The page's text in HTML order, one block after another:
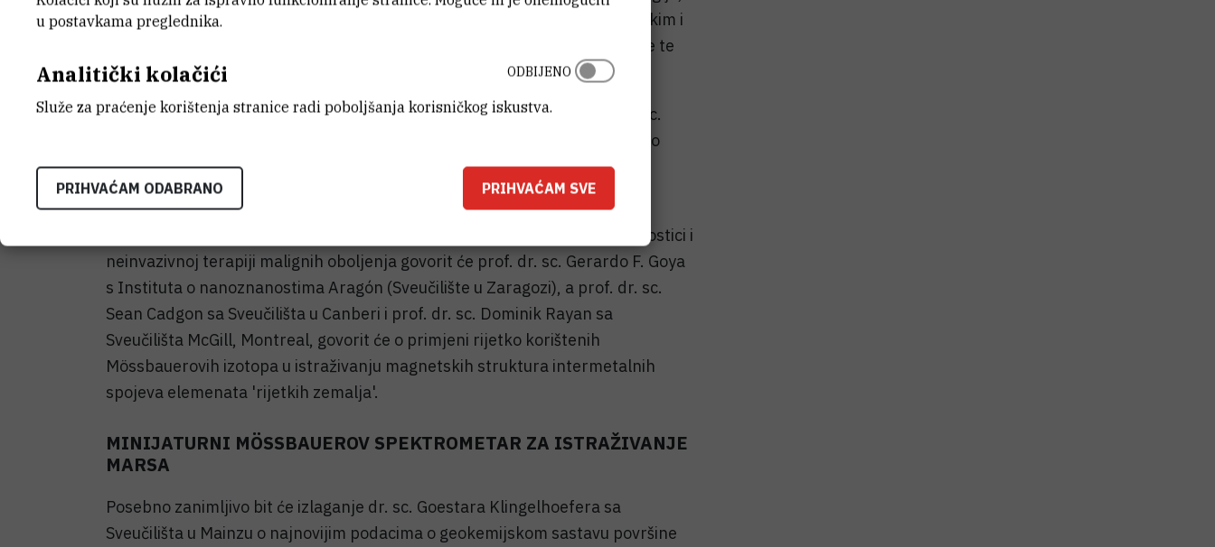
mineralogije, ekologije i biomedicine. Posebno će biti riječi o novim teorijskim i
računalnim pristupima u istraživanju strukture, dinamici kristalne rešetke te
sinkrotronskoj Mossbauerovoj spektroskopiji.
Među uglednim svjetskim stručnjacima posebno valja istaknuti prof. dr. sc.
Franka J. Berrya sa Sveučilišta u Birminghamu koji će održati predavanje o
kontroliranoj kemijskoj sintezi novih funkcionalnih materijala sa željenim
strukturnim, kemijskim i magnetskim svojstvima.
O dizajnu nanočestica željezovih oksida za primjenu u medicinskoj dijagnostici i
neinvazivnoj terapiji malignih oboljenja govorit će prof. dr. sc. Gerardo F. Goya
s Instituta o nanoznanostima Aragón (Sveučilište u Zaragozi), a prof. dr. sc.
Sean Cadgon sa Sveučilišta u Canberi i prof. dr. sc. Dominik Rayan sa
Sveučilišta McGill, Montreal, govorit će o primjeni rijetko korištenih
Mössbauerovih izotopa u istraživanju magnetskih struktura intermetalnih
spojeva elemenata 'rijetkih zemalja'.
MINIJATURNI MÖSSBAUEROV SPEKTROMETAR ZA ISTRAŽIVANJE
MARSA
Posebno zanimljivo bit će izlaganje dr. sc. Goestara Klingelhoefera sa
Sveučilišta u Mainzu o najnovijim podacima o geokemijskom sastavu površine
u postavkama preglednika.
Analitički kolačići
Služe za praćenje korištenja stranice radi poboljšanja korisničkog iskustva.
ODBIJENO
PRIHVAĆAM ODABRANO PRIHVAĆAM SVE